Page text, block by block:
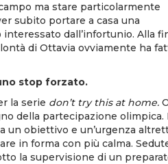
ma stare particolarmente
subito portare a casa una
dall’infortunio. Alla
di Ottavia ovviamente ha
stop forzato.
la serie don’t try this at home.
della partecipazione olimpica.
un obiettivo e un’urgenza
in forma con più calma.
la supervisione di un